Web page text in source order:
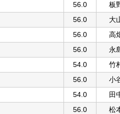
56.0
板
56.0
大
56.0
高
56.0
永
54.0
竹
56.0
小
54.0
田
56.0 松